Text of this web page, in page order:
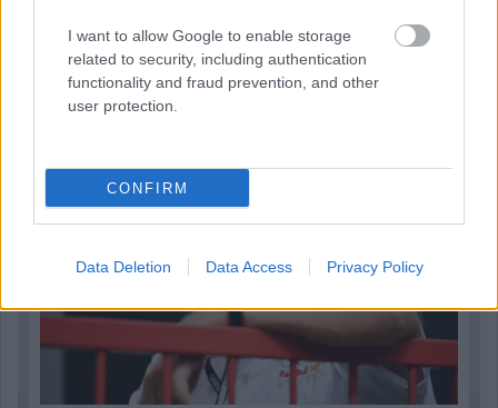
I want to allow Google to enable storage
related to security, including authentication
functionality and fraud prevention, and other
user protection.
CONFIRM
Data Deletion Data Access Privacy Policy
4 napja
Marko szerint a szurkolók nem tudják, mi történik
valójában